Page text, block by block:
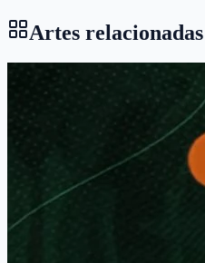
Artes relacionadas